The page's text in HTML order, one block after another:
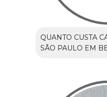
QUANTO CUSTA
SÃO PAULO EM